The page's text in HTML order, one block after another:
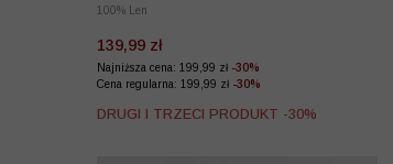
100% Len
139,99 zł
Najniższa cena: 199,99 zł -30%
Cena regularna: 199,99 zł -30%
DRUGI I TRZECI PRODUKT -30%